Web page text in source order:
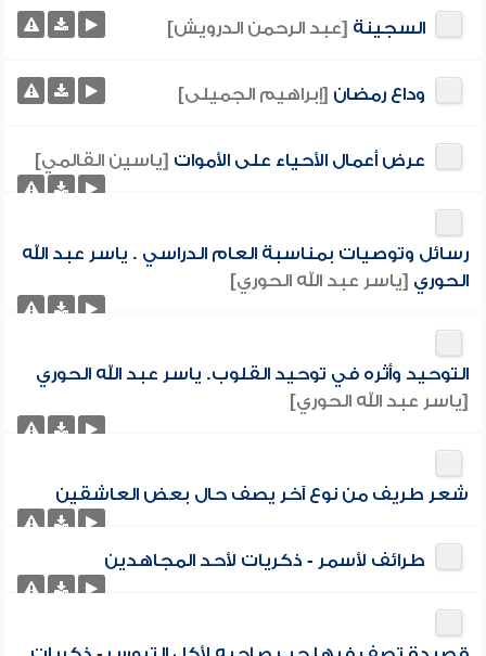
السجينة [عبد الرحمن الدرويش]
وداع رمضان [إبراهيم الجميلى]
عرض أعمال الأحياء على الأموات [ياسين القالمي]
رسائل وتوصيات بمناسبة العام الدراسي . ياسر عبد الله
الحوري [ياسر عبد الله الحوري]
التوحيد وأثره في توحيد القلوب. ياسر عبد الله الحوري
[ياسر عبد الله الحوري]
شعر طريف من نوع آخر يصف حال بعض العاشقين
طرائف لأسمر - ذكريات لأحد المجاهدين